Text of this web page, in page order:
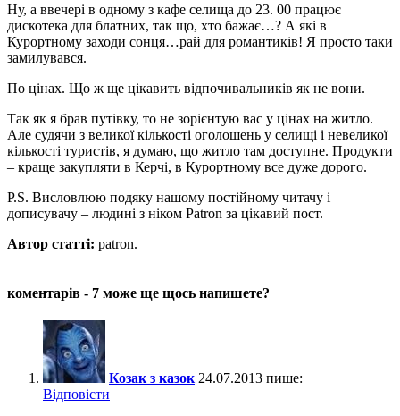
Ну, а ввечері в одному з кафе селища до 23. 00 працює
дискотека для блатних, так що, хто бажає…? А які в
Курортному заходи сонця…рай для романтиків! Я просто таки
замилувався.
По цінах. Що ж ще цікавить відпочивальників як не вони.
Так як я брав путівку, то не зорієнтую вас у цінах на житло.
Але судячи з великої кількості оголошень у селищі і невеликої
кількості туристів, я думаю, що житло там доступне. Продукти
– краще закупляти в Керчі, в Курортному все дуже дорого.
P.S. Висловлюю подяку нашому постійному читачу і
дописувачу – людині з ніком Patron за цікавий пост.
Автор статті: patron.
коментарів - 7 може ще щось напишете?
Козак з казок 24.07.2013 пише:
Відповіcти